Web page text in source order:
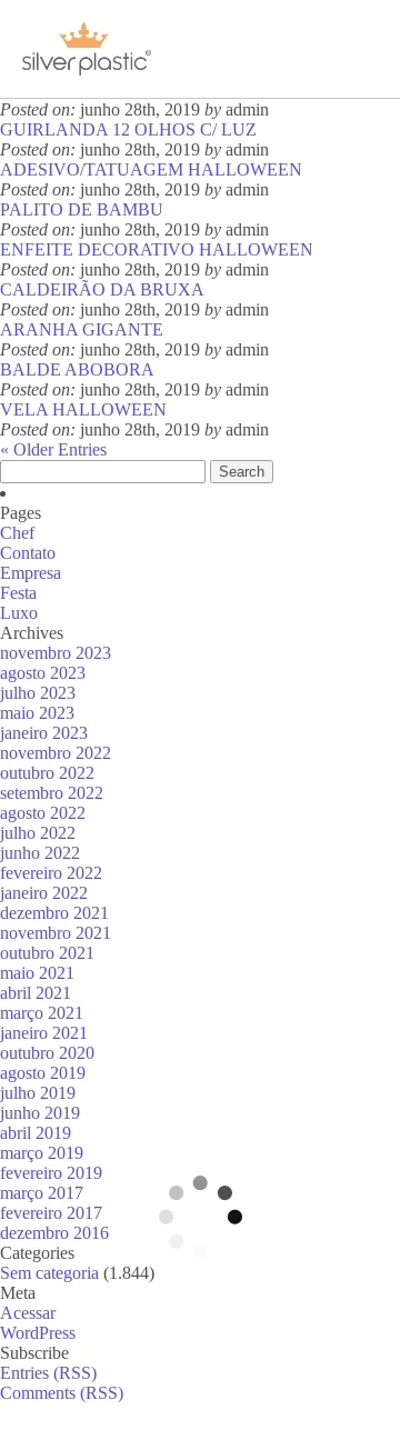
« Older Entries
FAIXA HALLOWEEN
Posted on: junho 28th, 2019
Posted on: junho 28th, 2019 by admin
GUIRLANDA 12 OLHOS C/ LUZ
Posted on: junho 28th, 2019 by admin
ADESIVO/TATUAGEM HALLOWEEN
Posted on: junho 28th, 2019 by admin
PALITO DE BAMBU
Posted on: junho 28th, 2019 by admin
ENFEITE DECORATIVO HALLOWEEN
Posted on: junho 28th, 2019 by admin
CALDEIRÃO DA BRUXA
Posted on: junho 28th, 2019 by admin
ARANHA GIGANTE
Posted on: junho 28th, 2019 by admin
BALDE ABOBORA
Posted on: junho 28th, 2019 by admin
VELA HALLOWEEN
Posted on: junho 28th, 2019 by admin
« Older Entries
for:
Pages
Chef
Contato
Empresa
Festa
Luxo
Archives
novembro 2023
agosto 2023
julho 2023
maio 2023
janeiro 2023
novembro 2022
outubro 2022
setembro 2022
agosto 2022
julho 2022
junho 2022
fevereiro 2022
janeiro 2022
dezembro 2021
novembro 2021
outubro 2021
maio 2021
abril 2021
março 2021
janeiro 2021
outubro 2020
agosto 2019
julho 2019
junho 2019
abril 2019
março 2019
fevereiro 2019
março 2017
fevereiro 2017
dezembro 2016
Categories
Sem categoria (1.844)
Meta
Acessar
WordPress
Subscribe
Entries (RSS)
Comments (RSS)
PRATO SOBREMESA
Receba nossas novidades.
Cadastre-se antes do download
Baixar Grátis